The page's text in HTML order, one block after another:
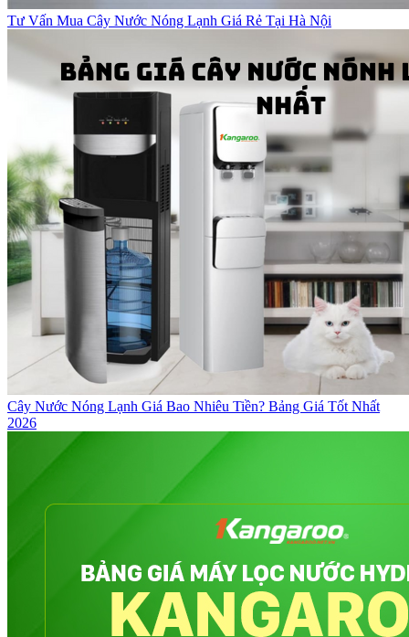
Tư Vấn Mua Cây Nước Nóng Lạnh Giá Rẻ Tại Hà Nội
Cây Nước Nóng Lạnh Giá Bao Nhiêu Tiền? Bảng Giá Tốt Nhất
2026